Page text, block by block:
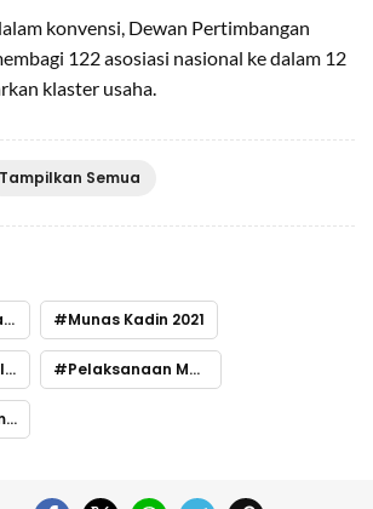
konvensi, Dewan Pertimbangan
122 asosiasi nasional ke dalam 12
klaster usaha.
Tampilkan Semua
Munas Kadin 2021
Pelaksanaan Munas di Sultra